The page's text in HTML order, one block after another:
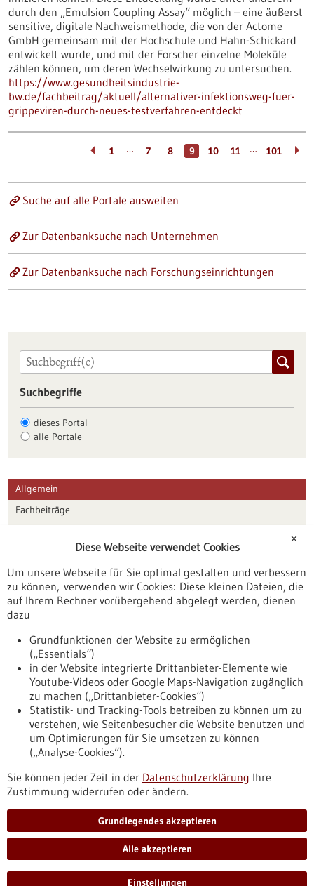
durch den „Emulsion Coupling Assay“ möglich – eine äußerst
sensitive, digitale Nachweismethode, die von der Actome
GmbH gemeinsam mit der Hochschule und Hahn-Schickard
entwickelt wurde, und mit der Forscher einzelne Moleküle
zählen können, um deren Wechselwirkung zu untersuchen.
https://www.gesundheitsindustrie-
bw.de/fachbeitrag/aktuell/alternativer-infektionsweg-fuer-
grippeviren-durch-neues-testverfahren-entdeckt
1 … 7 8 9 10 11 … 101
Suche auf alle Portale ausweiten
Zur Datenbanksuche nach Unternehmen
Zur Datenbanksuche nach Forschungseinrichtungen
Suchbegriffe
dieses Portal
alle Portale
Allgemein
Fachbeiträge
Veranstaltungen
Erscheinungsdatum
Nach oben
Informiert bleiben
Newsletter abonnieren
✕
Diese Webseite verwendet Cookies
Um unsere Webseite für Sie optimal gestalten und verbessern
zu können, verwenden wir Cookies: Diese kleinen Dateien, die
auf Ihrem Rechner vorübergehend abgelegt werden, dienen
dazu
Grundfunktionen der Website zu ermöglichen
(„Essentials“)
in der Website integrierte Drittanbieter-Elemente wie
Youtube-Videos oder Google Maps-Navigation zugänglich
zu machen („Drittanbieter-Cookies“)
Statistik- und Tracking-Tools betreiben zu können um zu
verstehen, wie Seitenbesucher die Website benutzen und
um Optimierungen für Sie umsetzen zu können
(„Analyse-Cookies“).
Sie können jeder Zeit in der Datenschutzerklärung Ihre
Zustimmung widerrufen oder ändern.
Grundlegendes akzeptieren
Alle akzeptieren
Einstellungen